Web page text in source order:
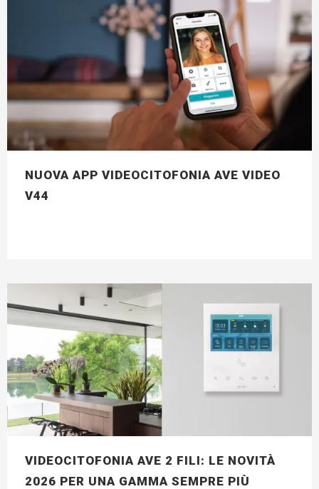
NUOVA APP VIDEOCITOFONIA AVE VIDEO
V44
VIDEOCITOFONIA AVE 2 FILI: LE NOVITÀ
2026 PER UNA GAMMA SEMPRE PIÙ